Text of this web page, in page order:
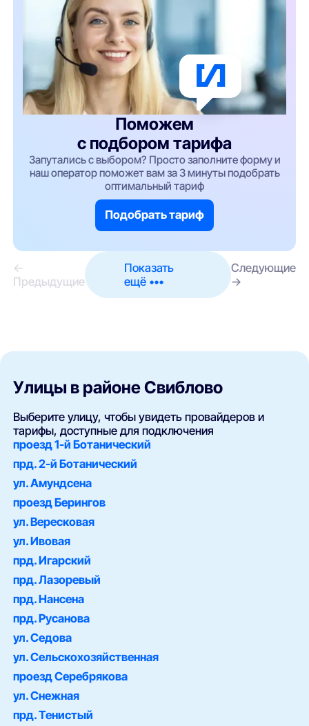
Поможем
с подбором тарифа
Запутались с выбором? Просто заполните форму и
наш оператор поможет вам за 3 минуты подобрать
оптимальный тариф
Подобрать тариф
←
Предыдущие
Показать
ещё •••
Следующие
→
Улицы в районе Свиблово
Выберите улицу, чтобы увидеть провайдеров и
тарифы, доступные для подключения
проезд 1-й Ботанический
прд. 2-й Ботанический
ул. Амундсена
проезд Берингов
ул. Вересковая
ул. Ивовая
прд. Игарский
прд. Лазоревый
прд. Нансена
прд. Русанова
ул. Седова
ул. Сельскохозяйственная
проезд Серебрякова
ул. Снежная
прд. Тенистый